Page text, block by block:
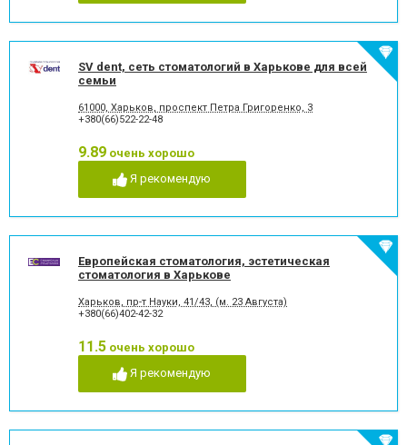
Удаление постоянного зуба
Фторирование зубов и
восстановление эмали
Хирургическое лечение
Художественная
реставрация зубов
Чистка зубов
Эстетическая реставрация
SV dent, сеть стоматологий в Харькове для всей
семьи
61000, Харьков, проспект Петра Григоренко, 3
+380(66)522-22-48
9.89 очень хорошо
Я рекомендую
Европейская стоматология, эстетическая
стоматология в Харькове
Харьков, пр-т Науки, 41/43, (м. 23 Августа)
+380(66)402-42-32
11.5 очень хорошо
Я рекомендую